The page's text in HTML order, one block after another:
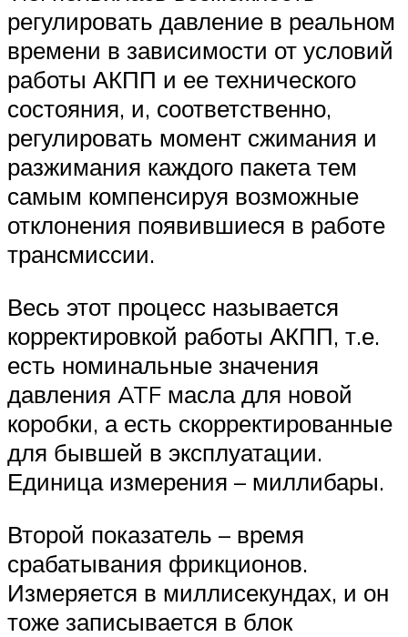
регулировать давление в реальном
времени в зависимости от условий
работы АКПП и ее технического
состояния, и, соответственно,
регулировать момент сжимания и
разжимания каждого пакета тем
самым компенсируя возможные
отклонения появившиеся в работе
трансмиссии.
Весь этот процесс называется
корректировкой работы АКПП, т.е.
есть номинальные значения
давления ATF масла для новой
коробки, а есть скорректированные
для бывшей в эксплуатации.
Единица измерения – миллибары.
Второй показатель – время
срабатывания фрикционов.
Измеряется в миллисекундах, и он
тоже записывается в блок